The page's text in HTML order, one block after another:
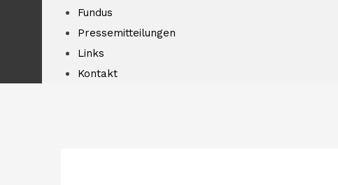
Fundus
Pressemitteilungen
Links
Kontakt